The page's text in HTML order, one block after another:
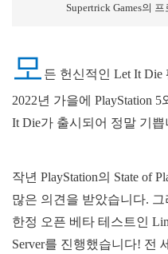
Supertrick Games의 프
모 든 헌신적인 Let It
2022년 가을에 PlayStation 5
It Die가 출시되어 정말 기쁩
작년 PlayStation의 State of
많은 의견을 받았습니다.
한정 오픈 베타 테스트인
Server를 진행했습니다! 전